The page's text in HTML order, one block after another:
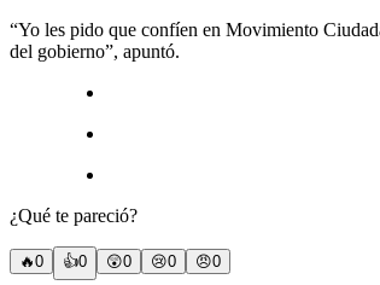
“Yo les pido que confíen en Movimiento
del gobierno”, apuntó.
¿Qué te pareció?
🔥0 👍0 😲0 😢0 😠0